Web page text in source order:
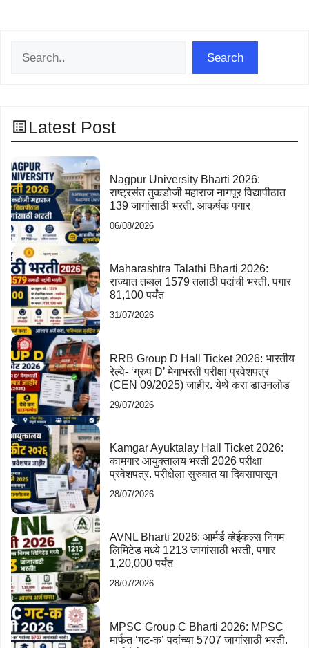
Search
Latest Post
Nagpur University Bharti 2026:
राष्ट्रसंत तुकडोजी महाराज नागपूर विद्यापीठात
139 जागांसाठी भरती. आकर्षक पगार
06/08/2026
Maharashtra Talathi Bharti 2026:
राज्यात तब्बल 1579 तलाठी पदांची भरती. पगार
81,100 पर्यंत
31/07/2026
RRB Group D Hall Ticket 2026: भारतीय
रेल्वे- ‘ग्रुप D’ मेगाभरती परीक्षा प्रवेशपत्र
(CEN 09/2025) जाहीर. येथे करा डाउनलोड
29/07/2026
Kamgar Ayuktalay Hall Ticket 2026:
कामगार आयुक्तालय भरती 2026 परीक्षा
प्रवेशपत्र. परीक्षेला सुरुवात या दिवसापासून
28/07/2026
AVNL Bharti 2026: आर्मर्ड व्हेईकल्स निगम
लिमिटेड मध्ये 1213 जागांसाठी भरती, पगार
1,20,000 पर्यंत
28/07/2026
MPSC Group C Bharti 2026: MPSC
मार्फत ‘गट-क’ पदांच्या 5707 जागांसाठी भरती.